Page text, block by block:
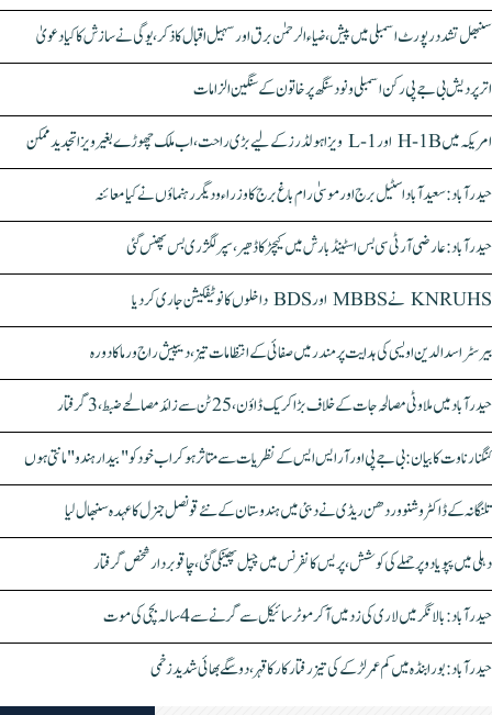
سنبھل تشدد رپورٹ اسمبلی میں پیش، ضیاء الرحمٰن برق اور سہیل اقبال کا ذکر، یوگی نے سازش کا کیا دعویٰ
اتر پردیش بی جے پی رکن اسمبلی ونود سنگھ پر خاتون کے سنگین الزامات
امریکہ میں H-1B اور L-1 ویزا ہولڈرز کے لیے بڑی راحت، اب ملک چھوڑے بغیر ویزا تجدید ممکن
حیدرآباد: سعیدآباد اسٹیل برج اور موسیٰ رام باغ برج کا وزراء و دیگر رہنماؤں نے کیا معائنہ
حیدرآباد: عارضی آر ٹی سی بس اسٹینڈ بارش میں کیچڑ کا ڈھیر، سپر لگژری بس پھنس گئی
KNRUHS نے MBBS اور BDS داخلوں کا نوٹیفکیشن جاری کر دیا
بیرسٹر اسدالدین اویسی کی ہدایت پر مندر میں صفائی کے انتظامات تیز، دیپیش راج ورما کا دورہ
حیدرآباد میں ملاوٹی مصالحہ جات کے خلاف بڑا کریک ڈاؤن، 25 ٹن سے زائد مصالحے ضبط، 3 گرفتار
کنگنا رناوت کا بیان: بی جے پی اور آر ایس ایس کے نظریات سے متاثر ہو کر اب خود کو "بیدار ہندو" مانتی ہوں
تلنگانہ کے ڈاکٹر وشنو وردھن ریڈی نے دبئی میں ہندوستان کے نئے قونصل جنرل کا عہدہ سنبھال لیا
دہلی میں پپو یادو پر حملے کی کوشش، پریس کانفرنس میں چپل پھینکی گئی، چاقو بردار شخص گرفتار
حیدرآباد: بالا نگر میں لاری کی زد میں آکر موٹرسائیکل سے گرنے سے 4 سالہ بچی کی موت
حیدرآباد: بورابنڈہ میں کم عمر لڑکے کی تیز رفتار کار کا قہر، دو سگے بھائی شدید زخمی